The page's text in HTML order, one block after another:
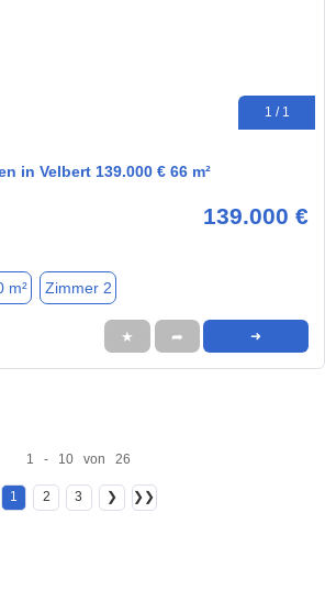
1 / 1
in Velbert 139.000 € 66 m²
139.000 €
m² Zimmer 2
★ ➦ ➜
1 - 10 von 26
1 2 3 ❯ ❯❯